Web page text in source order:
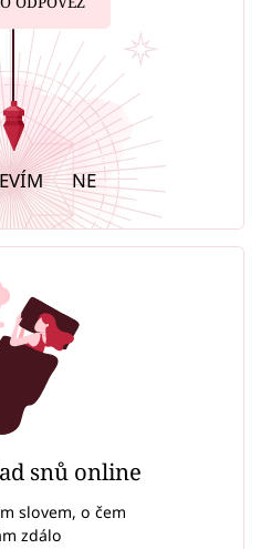
NE
snů online
slovem, o čem
zdálo